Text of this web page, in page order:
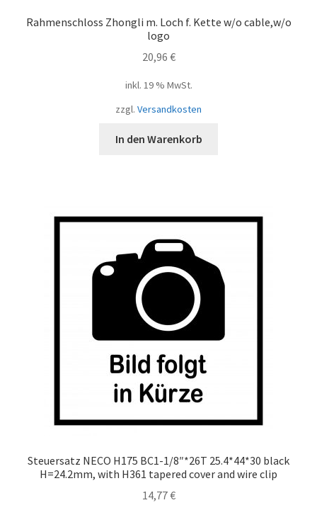
Rahmenschloss Zhongli m. Loch f. Kette w/o cable,w/o
logo
20,96 €
inkl. 19 % MwSt.
zzgl. Versandkosten
In den Warenkorb
Steuersatz NECO H175 BC1-1/8″*26T 25.4*44*30 black
H=24.2mm, with H361 tapered cover and wire clip
14,77€